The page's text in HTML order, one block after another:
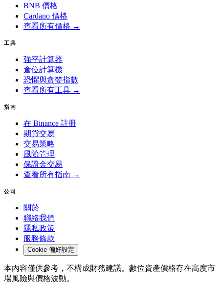
BNB 價格
Cardano 價格
查看所有價格 →
工具
強平計算器
倉位計算機
恐懼與貪婪指數
查看所有工具 →
指南
在 Binance 註冊
期貨交易
交易策略
風險管理
保證金交易
查看所有指南 →
公司
關於
聯絡我們
隱私政策
服務條款
Cookie 偏好設定
本內容僅供參考，不構成財務建議。數位資產價格存在高度市
場風險與價格波動。